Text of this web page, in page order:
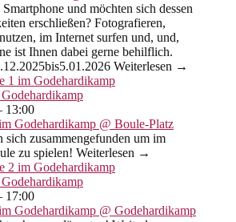
und möchten sich dessen
erschließen? Fotografieren,
im Internet surfen und, und,
ist Ihnen dabei gerne behilflich.
Weiterlesen →
1 im Godehardikamp
13:00
sich zusammengefunden um im
zu spielen! Weiterlesen →
2 im Godehardikamp
17:00